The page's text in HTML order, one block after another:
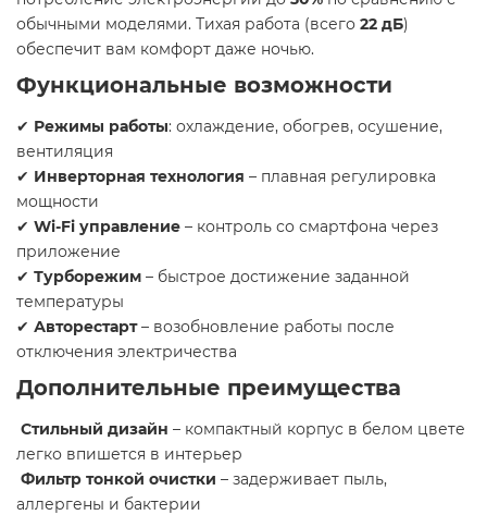
обычными моделями. Тихая работа (всего 22 дБ)
обеспечит вам комфорт даже ночью.
Функциональные возможности ️
✔ Режимы работы: охлаждение, обогрев, осушение,
вентиляция
✔ Инверторная технология – плавная регулировка
мощности
✔ Wi-Fi управление – контроль со смартфона через
приложение
✔ Турборежим – быстрое достижение заданной
температуры
✔ Авторестарт– возобновление работы после
отключения электричества
Дополнительные преимущества
Стильный дизайн – компактный корпус в белом цвете
легко впишется в интерьер
Фильтр тонкой очистки – задерживает пыль,
аллергены и бактерии